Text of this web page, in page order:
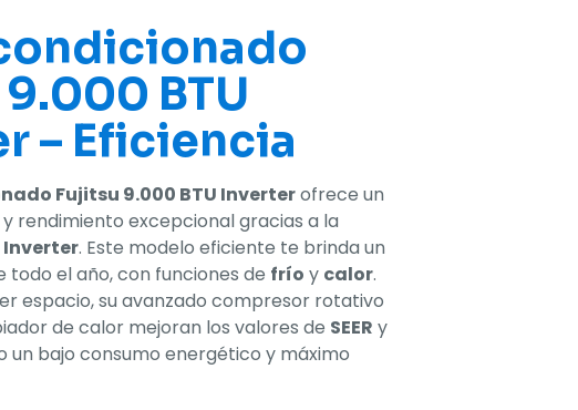
BTU
– Eficiencia
Fujitsu 9.000 BTU Inverterofrece un
rendimiento excepcional gracias a la
Inverter. Este modelo eficiente te brinda un
el año, con funciones de frío y calor.
espacio, su avanzado compresor rotativo
de calor mejoran los valores de SEER y
un bajo consumo energético y máximo